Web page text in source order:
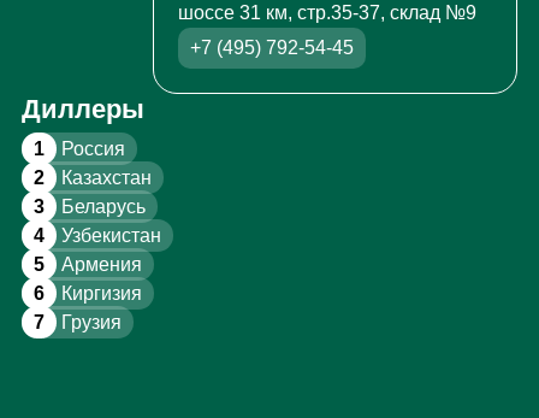
шоссе 31 км, стр.35-37, склад №9
+7 (495) 792-54-45
Диллеры
1 Россия
2 Казахстан
3 Беларусь
4 Узбекистан
5 Армения
6 Киргизия
7 Грузия